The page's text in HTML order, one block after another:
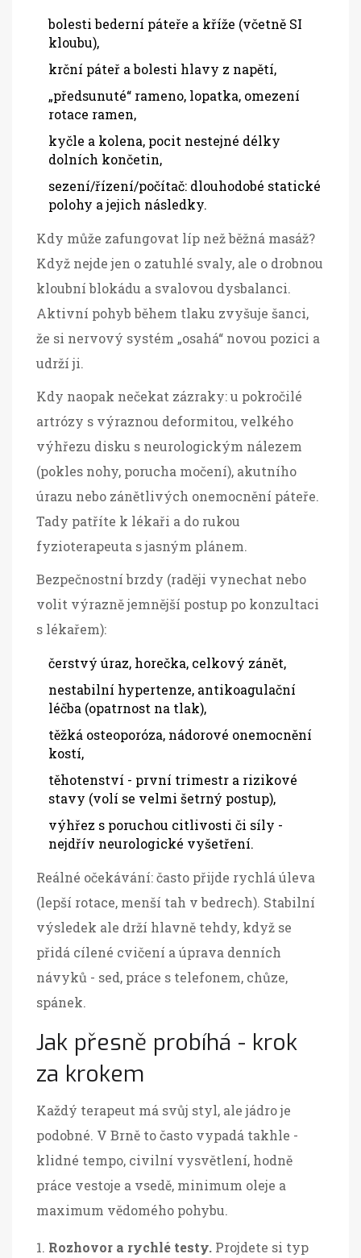
bolesti bederní páteře a kříže (včetně SI
kloubu),
krční páteř a bolesti hlavy z napětí,
„předsunuté“ rameno, lopatka, omezení
rotace ramen,
kyčle a kolena, pocit nestejné délky
dolních končetin,
sezení/řízení/počítač: dlouhodobé statické
polohy a jejich následky.
Kdy může zafungovat líp než běžná masáž?
Když nejde jen o zatuhlé svaly, ale o drobnou
kloubní blokádu a svalovou dysbalanci.
Aktivní pohyb během tlaku zvyšuje šanci,
že si nervový systém „osahá“ novou pozici a
udrží ji.
Kdy naopak nečekat zázraky: u pokročilé
artrózy s výraznou deformitou, velkého
výhřezu disku s neurologickým nálezem
(pokles nohy, porucha močení), akutního
úrazu nebo zánětlivých onemocnění páteře.
Tady patříte k lékaři a do rukou
fyzioterapeuta s jasným plánem.
Bezpečnostní brzdy (raději vynechat nebo
volit výrazně jemnější postup po konzultaci
s lékařem):
čerstvý úraz, horečka, celkový zánět,
nestabilní hypertenze, antikoagulační
léčba (opatrnost na tlak),
těžká osteoporóza, nádorové onemocnění
kostí,
těhotenství - první trimestr a rizikové
stavy (volí se velmi šetrný postup),
výhřez s poruchou citlivosti či síly -
nejdřív neurologické vyšetření.
Reálné očekávání: často přijde rychlá úleva
(lepší rotace, menší tah v bedrech). Stabilní
výsledek ale drží hlavně tehdy, když se
přidá cílené cvičení a úprava denních
návyků - sed, práce s telefonem, chůze,
spánek.
Jak přesně probíhá - krok
za krokem
Každý terapeut má svůj styl, ale jádro je
podobné. V Brně to často vypadá takhle -
klidné tempo, civilní vysvětlení, hodně
práce vestoje a vsedě, minimum oleje a
maximum vědomého pohybu.
Rozhovor a rychlé testy. Projdete si typ